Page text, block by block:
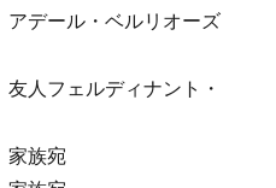
アデール・ベルリオーズ
友人フェルディナント・
家族宛